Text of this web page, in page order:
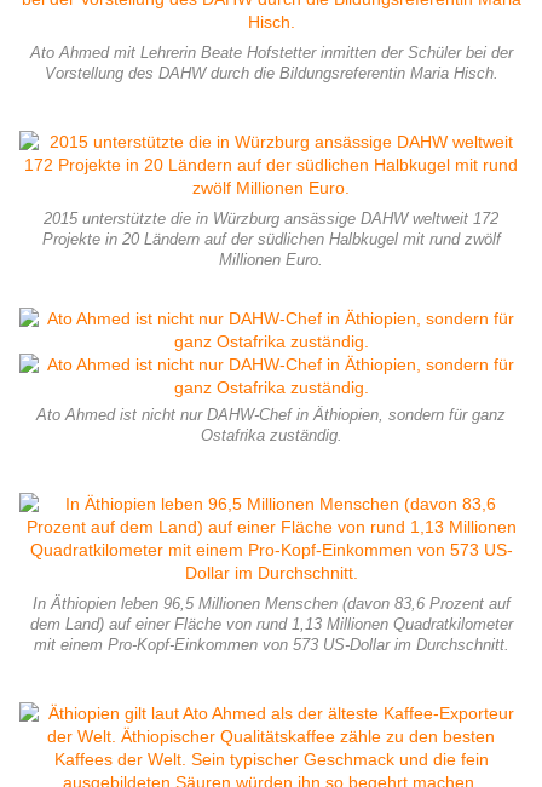
Ato Ahmed mit Lehrerin Beate Hofstetter inmitten der Schüler bei der
Vorstellung des DAHW durch die Bildungsreferentin Maria Hisch.
2015 unterstützte die in Würzburg ansässige DAHW weltweit 172
Projekte in 20 Ländern auf der südlichen Halbkugel mit rund zwölf
Millionen Euro.
Ato Ahmed ist nicht nur DAHW-Chef in Äthiopien, sondern für ganz
Ostafrika zuständig.
In Äthiopien leben 96,5 Millionen Menschen (davon 83,6 Prozent auf
dem Land) auf einer Fläche von rund 1,13 Millionen Quadratkilometer
mit einem Pro-Kopf-Einkommen von 573 US-Dollar im Durchschnitt.